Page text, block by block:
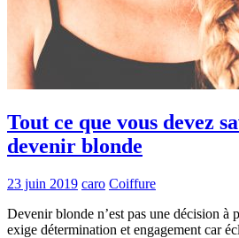
Tout ce que vous devez
devenir blonde
23 juin 2019 caro Coiffure
Devenir blonde n’est pas une décision à
exige détermination et engagement car